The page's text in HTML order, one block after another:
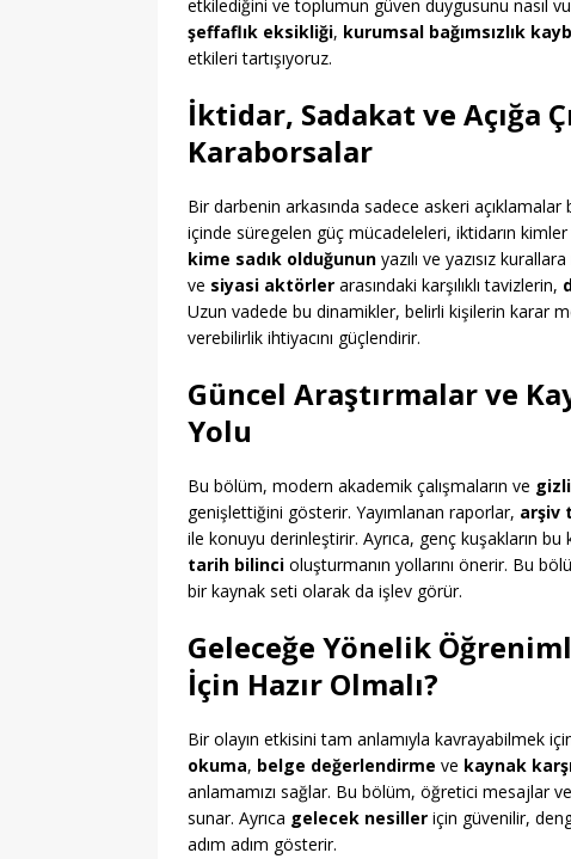
etkilediğini ve toplumun güven duygusunu nasıl
şeffaflık eksikliği, kurumsal bağımsızlık
etkileri tartışıyoruz.
İktidar, Sadakat ve Açığa
Karaborsalar
Bir darbenin arkasında sadece askeri açıklamalar
içinde süregelen güç mücadeleleri, iktidarın kimler
kime sadık olduğunun yazılı ve yazısız
ve siyasi aktörler arasındaki karşılıklı tavizlerin,
Uzun vadede bu dinamikler, belirli kişilerin karar
verebilirlik ihtiyacını güçlendirir.
Güncel Araştırmalar ve
Yolu
Bu bölüm, modern akademik çalışmaların ve
genişlettiğini gösterir. Yayımlanan raporlar, arşiv
ile konuyu derinleştirir. Ayrıca, genç kuşakların bu
tarih bilinci oluşturmanın yollarını önerir. Bu
bir kaynak seti olarak da işlev görür.
Geleceğe Yönelik
İçin Hazır Olmalı?
Bir olayın etkisini tam anlamıyla kavrayabilmek
okuma, belge değerlendirme ve kaynak
anlamamızı sağlar. Bu bölüm, öğretici mesajlar
sunar. Ayrıca gelecek nesiller için güvenilir,
adım adım gösterir.